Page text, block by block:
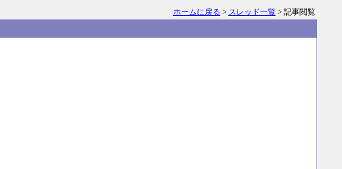
ホームに戻る > スレッド一覧 > 記事閲覧